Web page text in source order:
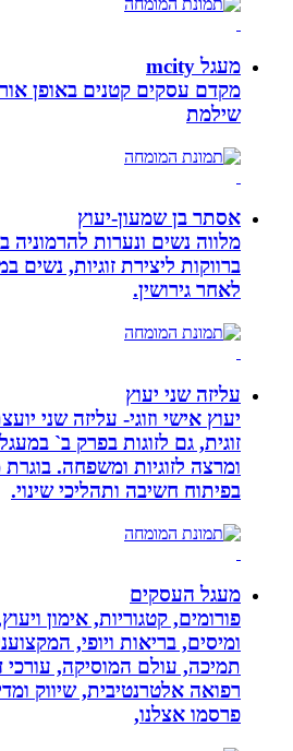
מעגל mcity
מקדם עסקים קטנים באופן
שילמת
אסתר בן שמעון-יעוץ
מלווה נשים ונערות להרמוניה
ברווקות ליצירת זוגיות, נשים
לאחר גירושין.
עליזה שני יעוץ
יעוץ אישי וזוגי- עליזה שני
זוגית, גם לזוגות בפרק ב`
ומרצה לזוגיות ומשפחה. בוגרת
בפיתוח חשיבה ותהליכי שינוי.
מעגל העסקים
פורומים, קטגוריות, אימון ויעוץ,
ומיסים, בריאות ויופי,
תמיכה, עולם המוסיקה, עורכי דין,
רפואה אלטרנטיבית, שיווק
פרסמו אצלנו,